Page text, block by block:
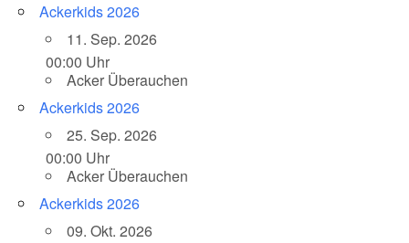
Ackerkids 2026
11. Sep. 2026
00:00 Uhr
Acker Überauchen
Ackerkids 2026
25. Sep. 2026
00:00 Uhr
Acker Überauchen
Ackerkids 2026
09. Okt. 2026